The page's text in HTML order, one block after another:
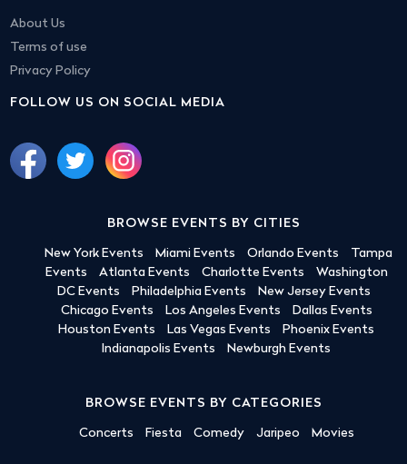
About Us
Terms of use
Privacy Policy
FOLLOW US ON SOCIAL MEDIA
BROWSE EVENTS BY CITIES
New York Events Miami Events Orlando Events
Tampa
Events
Atlanta Events Charlotte Events
Washington
DC Events
Philadelphia Events
New Jersey Events
Chicago Events
Los Angeles Events
Dallas Events
Houston Events
Las Vegas Events
Phoenix Events
Indianapolis Events
Newburgh Events
BROWSE EVENTS BY CATEGORIES
Concerts Fiesta Comedy Jaripeo Movies